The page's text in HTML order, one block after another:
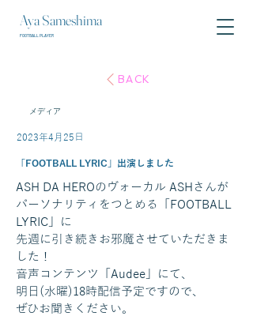
Aya Sameshima
FOOTBALL PLAYER
BACK
メディア
2023年4月25日
「FOOTBALL LYRIC」出演しました
ASH DA HEROのヴォーカル ASHさんが
パーソナリティをつとめる「FOOTBALL
LYRIC」に
先週に引き続きお邪魔させていただきま
した！
音声コンテンツ「Audee」にて、
明日(水曜)18時配信予定ですので、
ぜひお聞きください。